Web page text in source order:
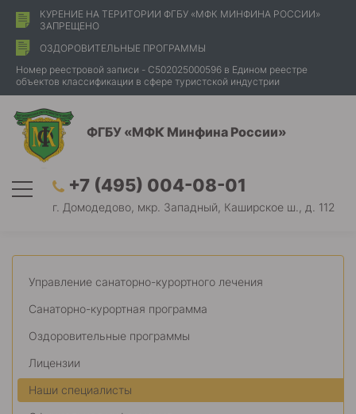
КУРЕНИЕ НА ТЕРИТОРИИ ФГБУ «МФК МИНФИНА РОССИИ»
ЗАПРЕЩЕНО
ОЗДОРОВИТЕЛЬНЫЕ ПРОГРАММЫ
Номер реестровой записи - С502025000596 в Едином реестре
объектов классификации в сфере туристской индустрии
ФГБУ «МФК Минфина России»
+7 (495) 004-08-01
г. Домодедово, мкр. Западный, Каширское ш., д. 112
Управление санаторно-курортного лечения
Санаторно-курортная программа
Оздоровительные программы
Лицензии
Наши специалисты